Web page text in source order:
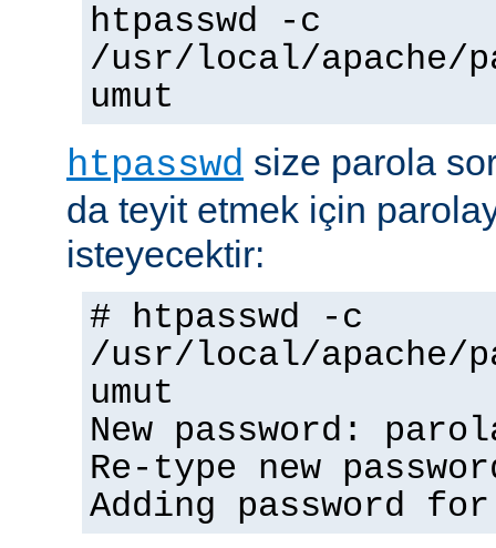
htpasswd -c
/usr/local/apache/
umut
htpasswd size parola
da teyit etmek için
isteyecektir:
# htpasswd -c
/usr/local/apache/
umut
New password:
Re-type new
Adding password